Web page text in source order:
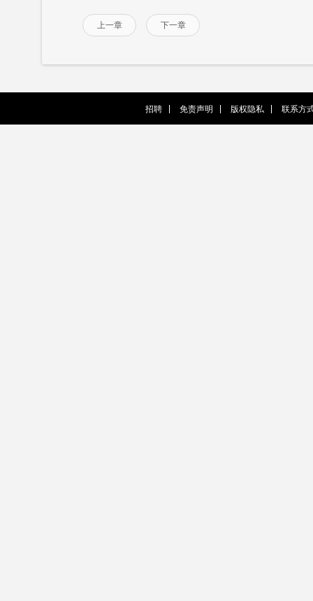
上一章 下一章
招聘 免责声明 版权隐私 联系方